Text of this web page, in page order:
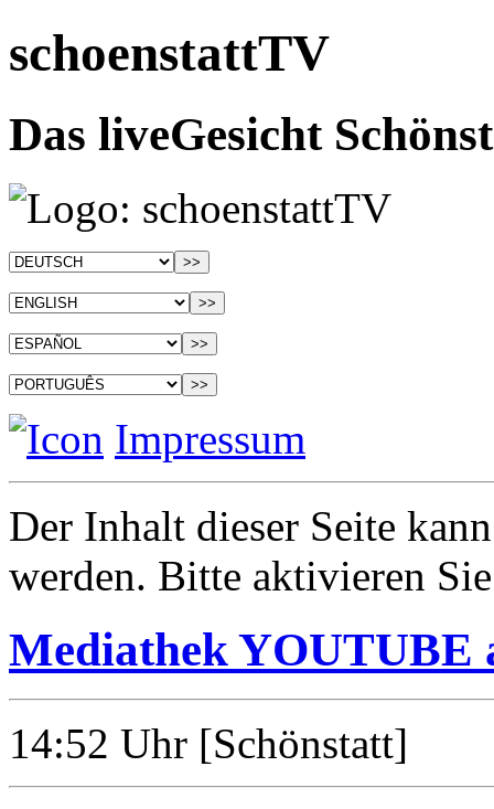
schoenstattTV
Das liveGesicht
Impressum
Der Inhalt dieser Seite
werden. Bitte aktivieren
Mediathek YOUTUBE
14:52 Uhr [Schönstatt]